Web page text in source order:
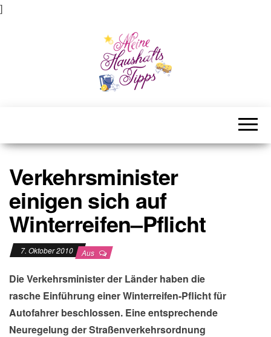
]
Verkehrsminister
einigen sich auf
Winterreifen–Pflicht
7. Oktober 2010 Aus
Die Verkehrsminister der Länder haben die
rasche Einführung einer Winterreifen-Pflicht für
Autofahrer beschlossen. Eine entsprechende
Neuregelung der Straßenverkehrsordnung